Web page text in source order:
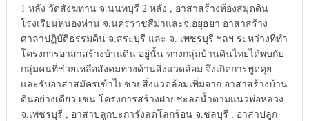
1 หลัง วัดสังฆทาน จ.นนทบุรี 2 หลัง , อาสาสร้างห้องสมุดดิน
โรงเรียนหนองห่าน จ.นครราชสีมาและจ.อยุธยา อาสาสร้าง
ศาลาปฏิบัติธรรมดิน จ.สระบุรี และ จ. เพชรบุรี ฯลฯ ระหว่างที่ทำ
โครงการอาสาสร้างบ้านดิน อยู่นั้น ทางกลุ่มบ้านดินไทยได้พบกับ
กลุ่มคนที่ช่วยเหลือสังคมทางด้านสิ่งแวดล้อม จึงเกิดการพูดคุย
และรับอาสาสมัครเข้าไปช่วยสิ่งแวดล้อมเพิ่มจาก อาสาสร้างบ้าน
ดินอย่างเดียว เช่น โครงการสร้างฝายชะลอน้ำตามแนวพ่อหลวง
จ.เพชรบุรี , อาสาปลูกปะการังลดโลกร้อน จ.ชลบุรี , อาสาปลูก